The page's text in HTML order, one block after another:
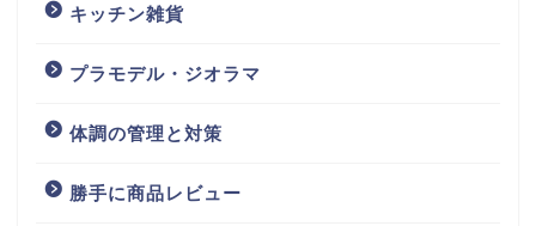
キッチン雑貨
プラモデル・ジオラマ
体調の管理と対策
勝手に商品レビュー